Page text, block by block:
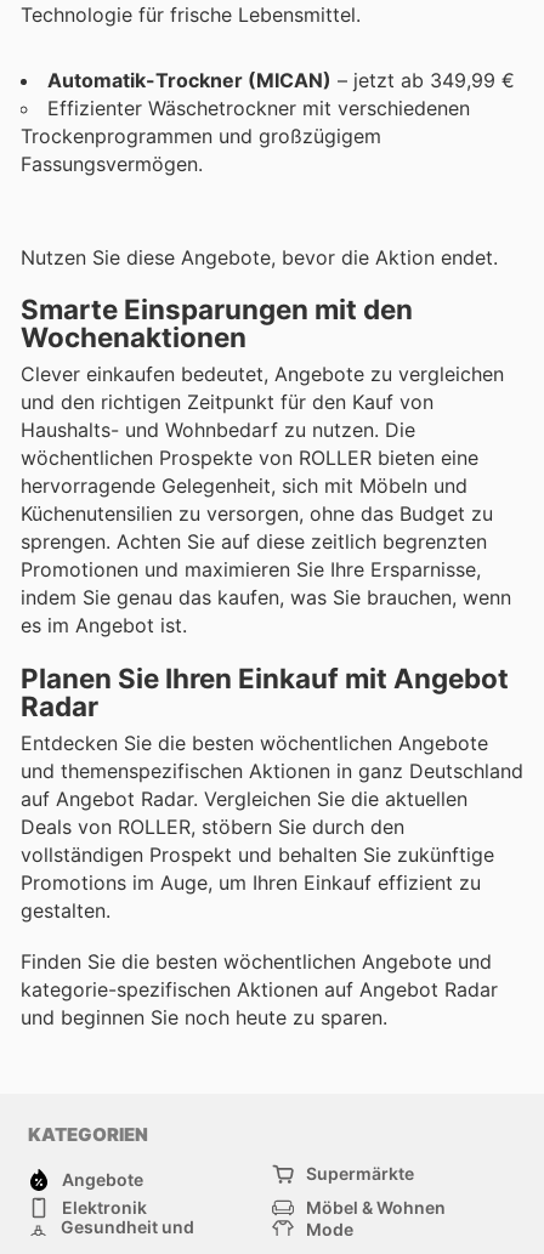
Technologie für frische Lebensmittel.
Automatik-Trockner (MICAN) – jetzt ab 349,99 €
Effizienter Wäschetrockner mit verschiedenen
Trockenprogrammen und großzügigem
Fassungsvermögen.
Nutzen Sie diese Angebote, bevor die Aktion endet.
Smarte Einsparungen mit den
Wochenaktionen
Clever einkaufen bedeutet, Angebote zu vergleichen
und den richtigen Zeitpunkt für den Kauf von
Haushalts- und Wohnbedarf zu nutzen. Die
wöchentlichen Prospekte von ROLLER bieten eine
hervorragende Gelegenheit, sich mit Möbeln und
Küchenutensilien zu versorgen, ohne das Budget zu
sprengen. Achten Sie auf diese zeitlich begrenzten
Promotionen und maximieren Sie Ihre Ersparnisse,
indem Sie genau das kaufen, was Sie brauchen, wenn
es im Angebot ist.
Planen Sie Ihren Einkauf mit Angebot
Radar
Entdecken Sie die besten wöchentlichen Angebote
und themenspezifischen Aktionen in ganz Deutschland
auf Angebot Radar. Vergleichen Sie die aktuellen
Deals von ROLLER, stöbern Sie durch den
vollständigen Prospekt und behalten Sie zukünftige
Promotions im Auge, um Ihren Einkauf effizient zu
gestalten.
Finden Sie die besten wöchentlichen Angebote und
kategorie-spezifischen Aktionen auf Angebot Radar
und beginnen Sie noch heute zu sparen.
KATEGORIEN
Angebote
Supermärkte
Elektronik
Möbel & Wohnen
Gesundheit und
Mode